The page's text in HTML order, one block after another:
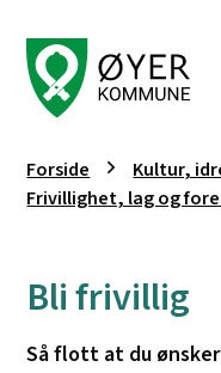
Du er her:
Forside
Kultur,
Frivillighet, lag og
Bli frivillig
Så flott at du